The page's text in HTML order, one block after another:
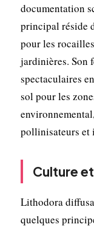
documentation
principal réside
pour les
jardinières. Son
spectaculaires
sol pour les
pollinisateurs et
Culture
Lithodora
quelques